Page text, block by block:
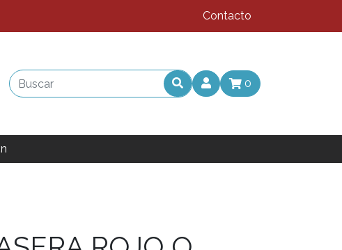
Contacto
0